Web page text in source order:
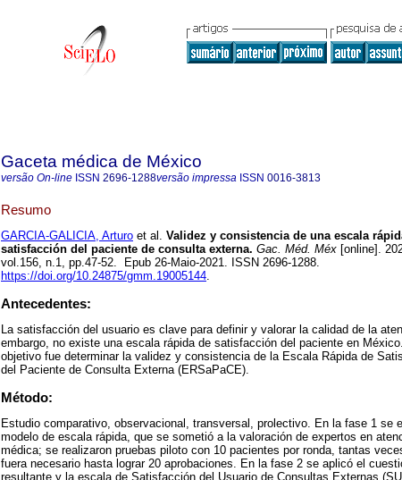
Gaceta médica de México
versão On-line ISSN 2696-1288versão impressa ISSN 0016-3813
Resumo
GARCIA-GALICIA, Arturo et al. Validez y consistencia de una escala
satisfacción del paciente de consulta externa. Gac. Méd. Méx [online].
vol.156, n.1, pp.47-52. Epub 26-Maio-2021. ISSN 2696-1288.
https://doi.org/10.24875/gmm.19005144.
Antecedentes:
La satisfacción del usuario es clave para definir y valorar la calidad de la
embargo, no existe una escala rápida de satisfacción del paciente en
objetivo fue determinar la validez y consistencia de la Escala Rápida de
del Paciente de Consulta Externa (ERSaPaCE).
Método:
Estudio comparativo, observacional, transversal, prolectivo. En la fase 1 se
modelo de escala rápida, que se sometió a la valoración de expertos en
médica; se realizaron pruebas piloto con 10 pacientes por ronda, tantas
fuera necesario hasta lograr 20 aprobaciones. En la fase 2 se aplicó el
resultante y la escala de Satisfacción del Usuario de Consultas Externas